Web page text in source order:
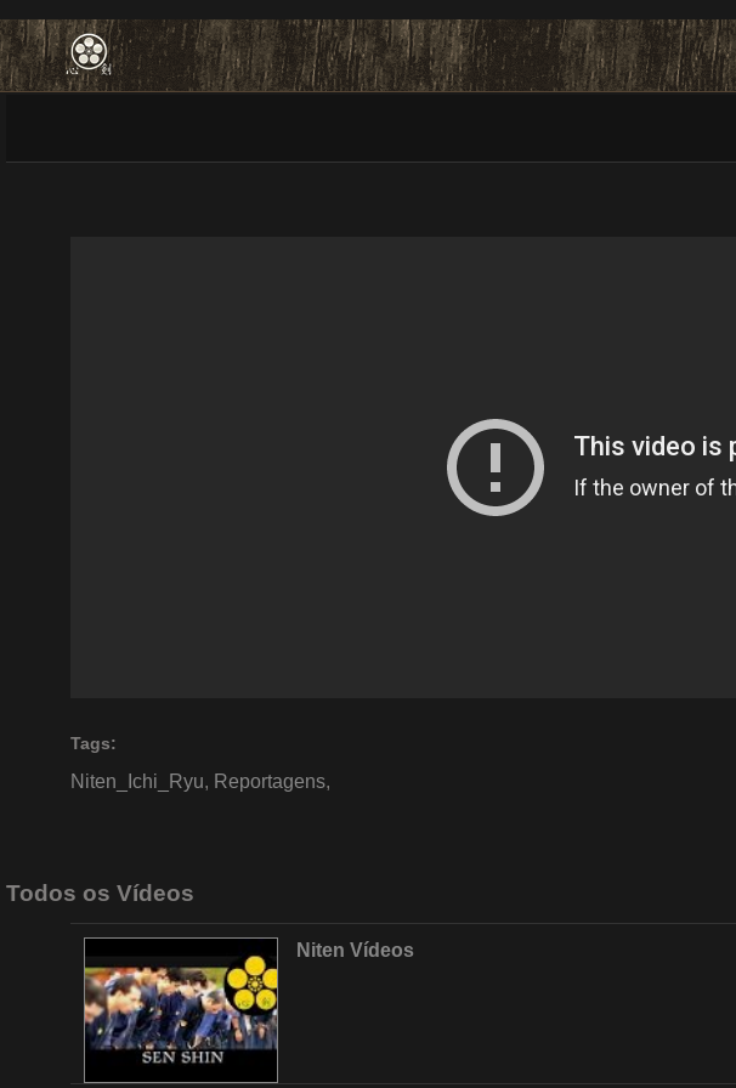
Tags:
Niten_Ichi_Ryu, Reportagens,
Todos os Vídeos
Niten Vídeos